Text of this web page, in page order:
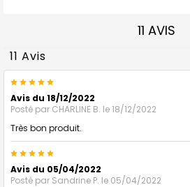
11 AVIS
11 Avis
5
Avis du 18/12/2022
Posté par CHARLINE B. le 18/12/2022
Très bon produit.
5
Avis du 05/04/2022
Posté par Sandrine P. le 05/04/2022